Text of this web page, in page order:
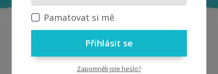
Pamatovat si mě
Přihlásit se
Zapomněli jste heslo?